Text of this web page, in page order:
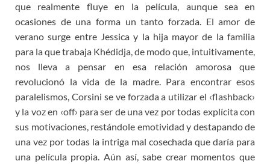
que realmente fluye en la película, aunque sea en
ocasiones de una forma un tanto forzada. El amor de
verano surge entre Jessica y la hija mayor de la familia
para la que trabaja Khédidja, de modo que, intuitivamente,
nos lleva a pensar en esa relación amorosa que
revolucionó la vida de la madre. Para encontrar esos
paralelismos, Corsini se ve forzada a utilizar el ‹flashback›
y la voz en ‹off› para ser de una vez por todas explícita con
sus motivaciones, restándole emotividad y destapando de
una vez por todas la intriga mal cosechada que daría para
una película propia. Aún así, sabe crear momentos que